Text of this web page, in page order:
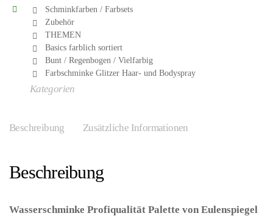
Schminkfarben / Farbsets
Zubehör
THEMEN
Basics farblich sortiert
Bunt / Regenbogen / Vielfarbig
Farbschminke Glitzer Haar- und Bodyspray
Kategorien
Beschreibung Zusätzliche Informationen
Beschreibung
Wasserschminke Profiqualität Palette von Eulenspiegel